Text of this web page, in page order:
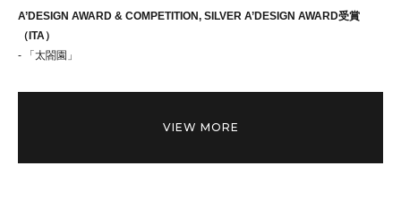
A’DESIGN AWARD & COMPETITION, SILVER A’DESIGN AWARD受賞
（ITA）
- 「太閤園」
VIEW MORE